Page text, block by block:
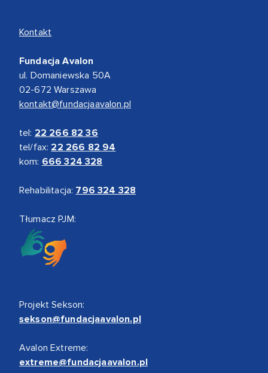
Kontakt
Fundacja Avalon
ul. Domaniewska 50A
02-672 Warszawa
kontakt@fundacjaavalon.pl
tel: 22 266 82 36
tel/fax: 22 266 82 94
kom: 666 324 328
Rehabilitacja: 796 324 328
Tłumacz PJM:
Projekt Sekson:
sekson@fundacjaavalon.pl
Avalon Extreme:
extreme@fundacjaavalon.pl